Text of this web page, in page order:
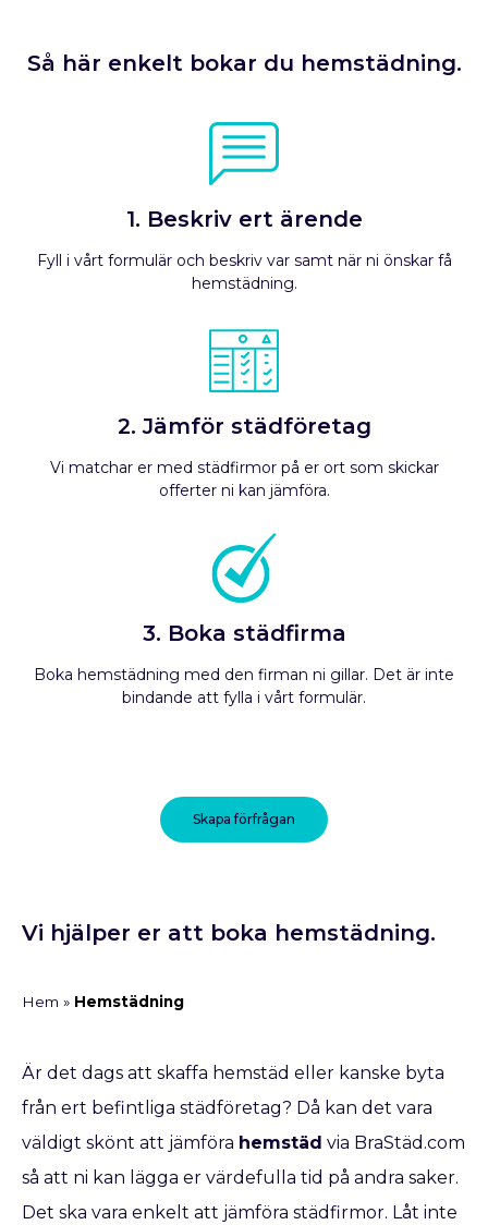
Så här enkelt bokar du hemstädning.
1. Beskriv ert ärende
Fyll i vårt formulär och beskriv var samt när ni önskar få
hemstädning.
2. Jämför städföretag
Vi matchar er med städfirmor på er ort som skickar
offerter ni kan jämföra.
3. Boka städfirma
Boka hemstädning med den firman ni gillar. Det är inte
bindande att fylla i vårt formulär.
Skapa förfrågan
Vi hjälper er att boka hemstädning.
Hem » Hemstädning
Är det dags att skaffa hemstäd eller kanske byta
från ert befintliga städföretag? Då kan det vara
väldigt skönt att jämföra hemstäd via BraStäd.com
så att ni kan lägga er värdefulla tid på andra saker.
Det ska vara enkelt att jämföra städfirmor. Låt inte